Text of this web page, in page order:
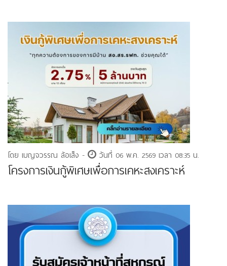
โดย เบญจวรรณ ล้อเส็ง - วันที่ 06 พ.ค. 2569 เวลา 08:35 น.
โครงการเงินกู้พิเศษเพื่อการเคหะสงเคราะห์